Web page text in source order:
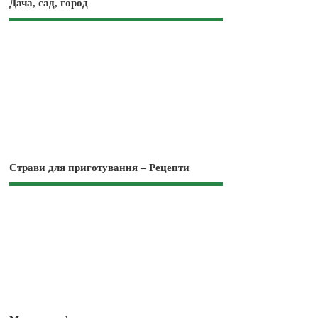
Дача, сад, город
Страви для приготування – Рецепти